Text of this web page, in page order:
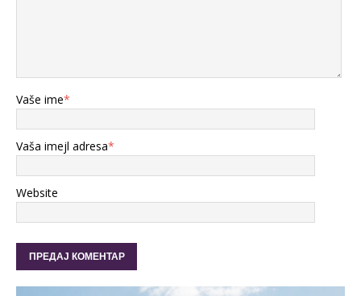
Vaše ime*
Vaša imejl adresa*
Website